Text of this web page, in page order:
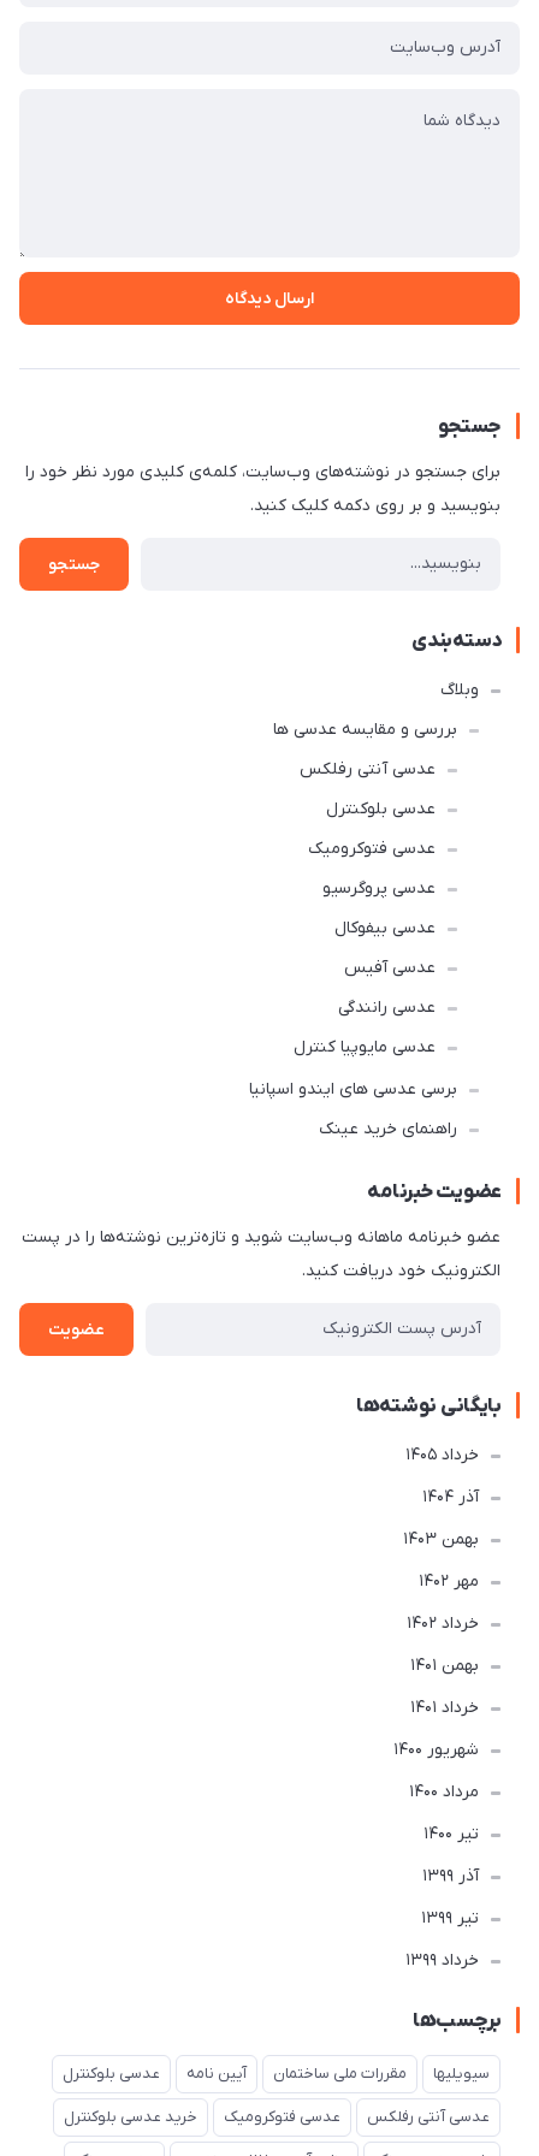
ارسال دیدگاه
جستجو
برای جستجو در نوشته‌های وب‌سایت، کلمه‌ی کلیدی مورد نظر خود را
بنویسید و بر روی دکمه کلیک کنید.
جستجو
دسته‌بندی
وبلاگ
بررسی و مقایسه عدسی ها
عدسی آنتی رفلکس
عدسی بلوکنترل
عدسی فتوکرومیک
عدسی پروگرسیو
عدسی بیفوکال
عدسی آفیس
عدسی رانندگی
عدسی مایوپیا کنترل
برسی عدسی های ایندو اسپانیا
راهنمای خرید عینک
عضویت خبرنامه
عضو خبرنامه ماهانه وب‌سایت شوید و تازه‌ترین نوشته‌ها را در پست
الکترونیک خود دریافت کنید.
عضویت
بایگانی نوشته‌ها
خرداد 1405
آذر 1404
بهمن 1403
مهر 1402
خرداد 1402
بهمن 1401
خرداد 1401
شهریور 1400
مرداد 1400
تير 1400
آذر 1399
تير 1399
خرداد 1399
برچسب‌ها
سیویلیها مقررات ملی ساختمان آیین نامه عدسی بلوکنترل
عدسی آنتی رفلکس عدسی فتوکرومیک خرید عدسی بلوکنترل